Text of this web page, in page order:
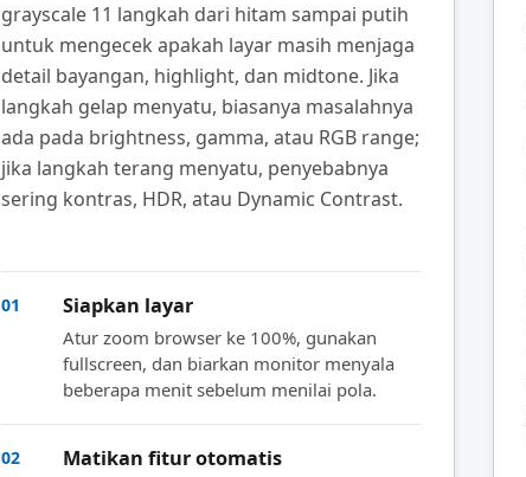
grayscale 11 langkah dari hitam sampai putih
untuk mengecek apakah layar masih menjaga
detail bayangan, highlight, dan midtone. Jika
langkah gelap menyatu, biasanya masalahnya
ada pada brightness, gamma, atau RGB range;
jika langkah terang menyatu, penyebabnya
sering kontras, HDR, atau Dynamic Contrast.
01 Siapkan layar
Atur zoom browser ke 100%, gunakan
fullscreen, dan biarkan monitor menyala
beberapa menit sebelum menilai pola.
02 Matikan fitur otomatis